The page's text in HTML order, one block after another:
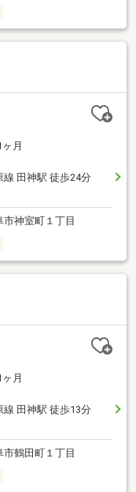
ヶ月
線 田神駅 徒歩24分
市神室町１丁目
ヶ月
線 田神駅 徒歩13分
市鶴田町１丁目